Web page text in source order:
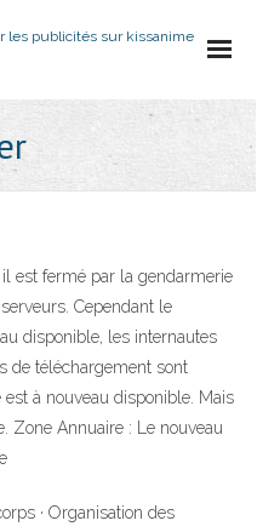
les publicités sur kissanime
est fermé par la gendarmerie
Cependant le
disponible, les internautes
de téléchargement sont
à nouveau disponible. Mais
Zone Annuaire : Le nouveau
· Organisation des